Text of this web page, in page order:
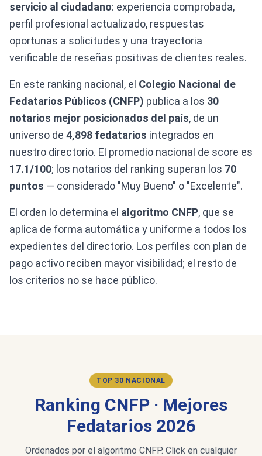
servicio al ciudadano: experiencia comprobada,
perfil profesional actualizado, respuestas
oportunas a solicitudes y una trayectoria
verificable de reseñas positivas de clientes reales.
En este ranking nacional, el Colegio Nacional de
Fedatarios Públicos (CNFP) publica a los 30
notarios mejor posicionados del país, de un
universo de 4,898 fedatarios integrados en
nuestro directorio. El promedio nacional de score es
17.1/100; los notarios del ranking superan los 70
puntos — considerado "Muy Bueno" o "Excelente".
El orden lo determina el algoritmo CNFP, que se
aplica de forma automática y uniforme a todos los
expedientes del directorio. Los perfiles con plan de
pago activo reciben mayor visibilidad; el resto de
los criterios no se hace público.
TOP 30 NACIONAL
Ranking CNFP · Mejores
Fedatarios 2026
Ordenados por el algoritmo CNFP. Click en cualquier